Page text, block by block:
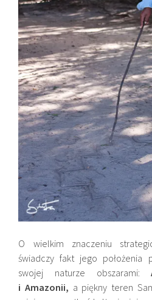
O wielkim znaczeniu
świadczy fakt jego położenia
swojej naturze obszarami:
i Amazonii, a piękny teren